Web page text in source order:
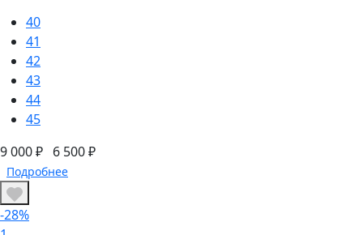
40
41
42
43
44
45
9 000 ₽ 6 500 ₽
Подробнее
-28%